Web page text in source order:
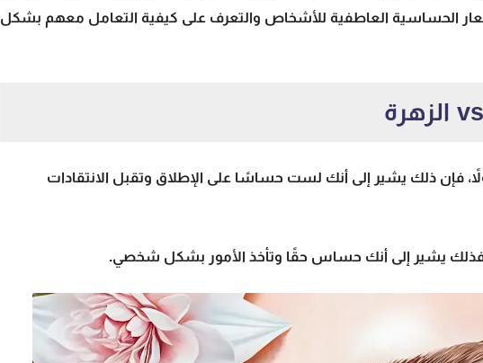
الحساسية العاطفية للأشخاص والتعرف على كيفية التعامل معهم بشكل
فإن ذلك يشير إلى أنك لست حساسًا على الإطلاق وتقبل الانتقادات
فذلك يشير إلى أنك حساس حقًا وتأخذ الأمور بشكل شخصي.